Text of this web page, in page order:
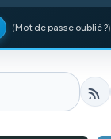
(Mot de passe oublié ?)